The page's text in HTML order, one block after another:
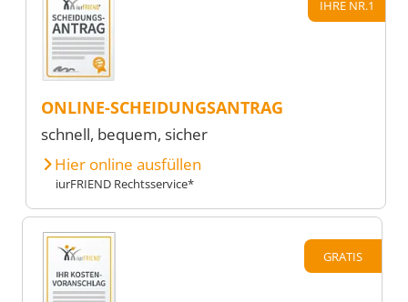
IHRE NR.1
ONLINE-SCHEIDUNGSANTRAG
schnell, bequem, sicher
Hier online ausfüllen
iurFRIEND Rechtsservice*
GRATIS